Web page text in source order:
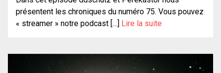
présentent les chroniques du numéro 75. Vous pouvez
« streamer » notre podcast […] Lire la suite